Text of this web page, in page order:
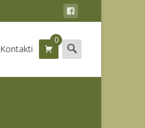
Kontakti
0 Search
for: